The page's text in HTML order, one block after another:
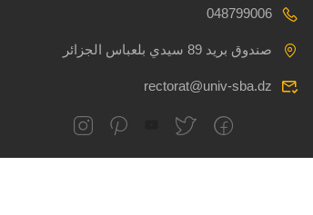
048799006
صندوق بريد 89 سيدي بلعباس الجزائر
rectorat@univ-sba.dz